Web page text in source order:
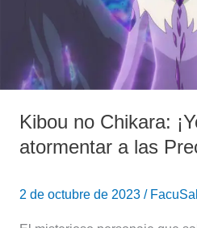
Kibou no Chikara:
atormentar a las
2 de octubre de 2023 /
atormentar
las